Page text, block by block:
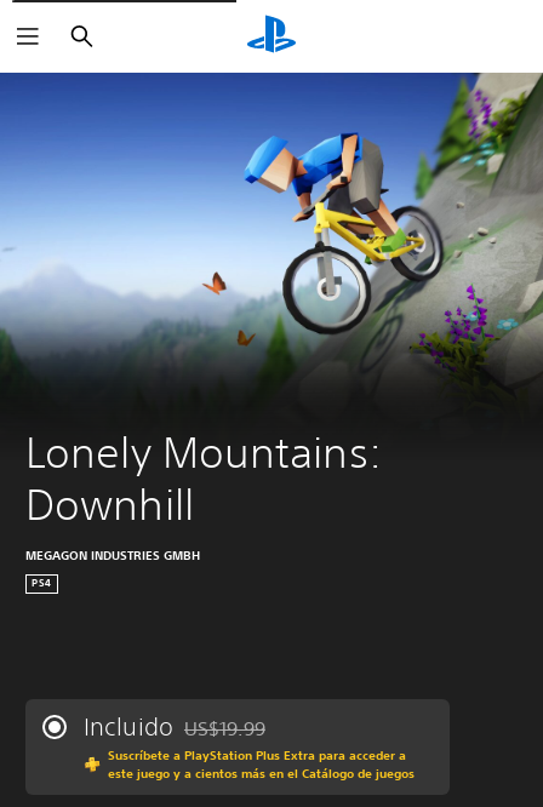
Buscar
Lonely Mountains:
Downhill
MEGAGON INDUSTRIES GMBH
PS4
Incluido Rebajado del precio original de US$19.99
US$19.99
Suscríbete a PlayStation Plus Extra para acceder a
este juego y a cientos más en el Catálogo de juegos